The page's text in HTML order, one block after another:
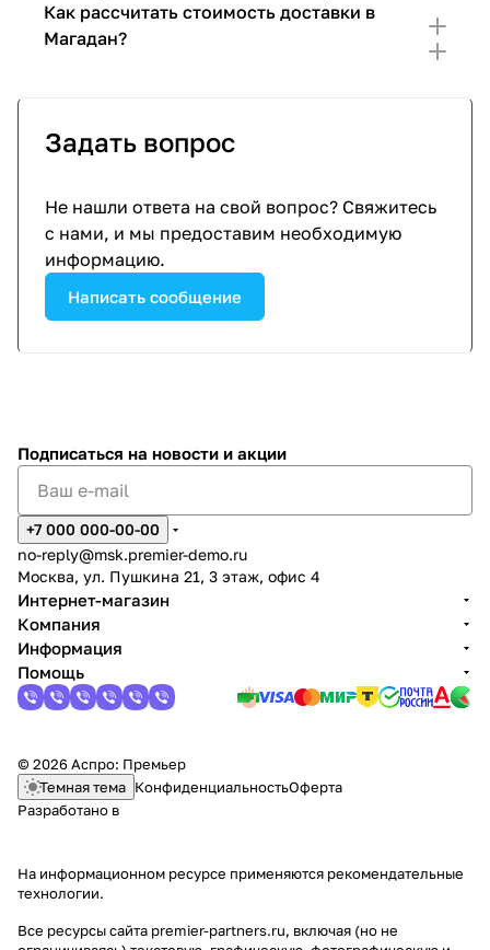
Как рассчитать стоимость доставки в
Магадан?
Задать вопрос
Не нашли ответа на свой вопрос? Свяжитесь
с нами, и мы предоставим необходимую
информацию.
Написать сообщение
Подписаться на новости и акции
+7 000 000-00-00
no-reply@msk.premier-demo.ru
Москва, ул. Пушкина 21, 3 этаж, офис 4
Интернет-магазин
Компания
Информация
Помощь
© 2026 Аспро: Премьер
Темная тема КонфиденциальностьОферта
Разработано в
На информационном ресурсе применяются рекомендательные
технологии.
Все ресурсы сайта premier-partners.ru, включая (но не